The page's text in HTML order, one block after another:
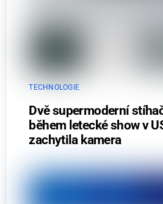
TECHNOLOGIE
Dvě supermoderní
během letecké show v
zachytila kamera